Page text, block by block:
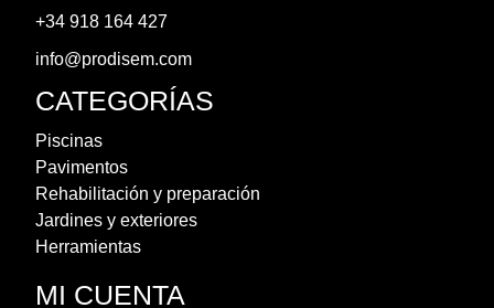
+34 918 164 427
info@prodisem.com
CATEGORÍAS
Piscinas
Pavimentos
Rehabilitación y preparación
Jardines y exteriores
Herramientas
MI CUENTA